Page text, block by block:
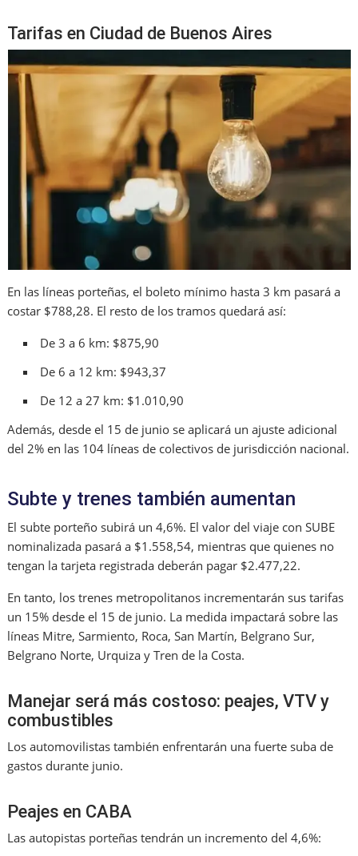
Tarifas en Ciudad de Buenos Aires
En las líneas porteñas, el boleto mínimo hasta 3 km pasará a
costar $788,28. El resto de los tramos quedará así:
De 3 a 6 km: $875,90
De 6 a 12 km: $943,37
De 12 a 27 km: $1.010,90
Además, desde el 15 de junio se aplicará un ajuste adicional
del 2% en las 104 líneas de colectivos de jurisdicción nacional.
Subte y trenes también aumentan
El subte porteño subirá un 4,6%. El valor del viaje con SUBE
nominalizada pasará a $1.558,54, mientras que quienes no
tengan la tarjeta registrada deberán pagar $2.477,22.
En tanto, los trenes metropolitanos incrementarán sus tarifas
un 15% desde el 15 de junio. La medida impactará sobre las
líneas Mitre, Sarmiento, Roca, San Martín, Belgrano Sur,
Belgrano Norte, Urquiza y Tren de la Costa.
Manejar será más costoso: peajes, VTV y
combustibles
Los automovilistas también enfrentarán una fuerte suba de
gastos durante junio.
Peajes en CABA
Las autopistas porteñas tendrán un incremento del 4,6%: